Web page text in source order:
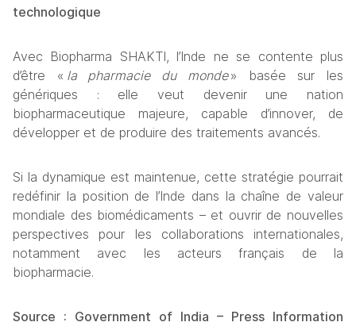
technologique
Avec Biopharma SHAKTI, l’Inde ne se contente plus
d’être « la pharmacie du monde » basée sur les
génériques : elle veut devenir une nation
biopharmaceutique majeure, capable d’innover, de
développer et de produire des traitements avancés.
Si la dynamique est maintenue, cette stratégie pourrait
redéfinir la position de l’Inde dans la chaîne de valeur
mondiale des biomédicaments – et ouvrir de nouvelles
perspectives pour les collaborations internationales,
notamment avec les acteurs français de la
biopharmacie.
Source : Government of India – Press Information